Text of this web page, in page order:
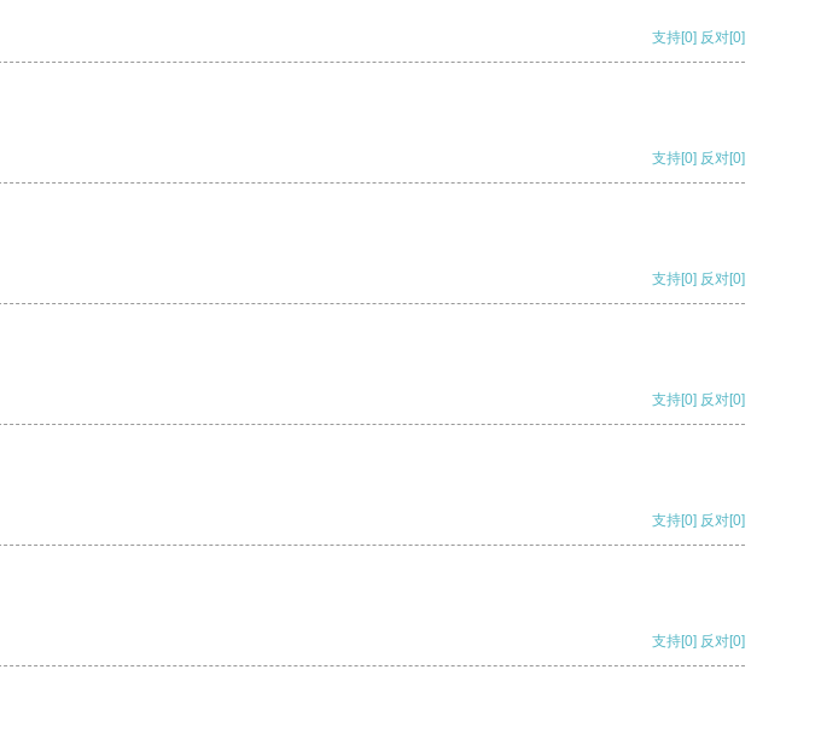
支持[0] 反对[0]
支持[0] 反对[0]
支持[0] 反对[0]
支持[0] 反对[0]
支持[0] 反对[0]
支持[0] 反对[0]